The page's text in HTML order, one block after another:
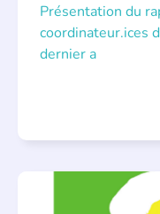
Présentation du
coordinateur.ices
dernier a
BIBLIOTHÈQUES